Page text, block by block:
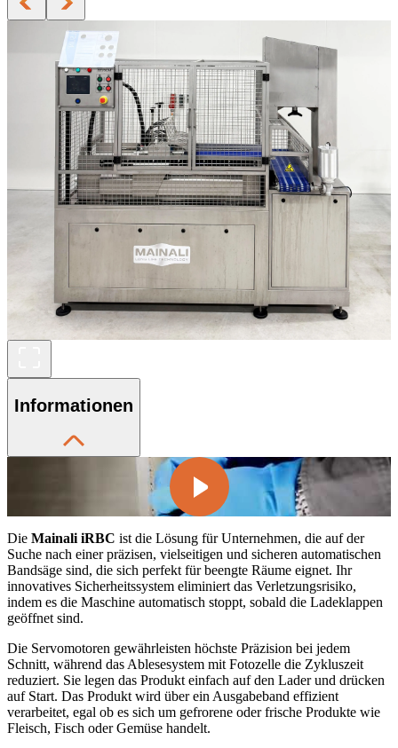
Informationen
Die Mainali iRBC ist die Lösung für Unternehmen, die auf der
Suche nach einer präzisen, vielseitigen und sicheren automatischen
Bandsäge sind, die sich perfekt für beengte Räume eignet. Ihr
innovatives Sicherheitssystem eliminiert das Verletzungsrisiko,
indem es die Maschine automatisch stoppt, sobald die Ladeklappen
geöffnet sind.
Die Servomotoren gewährleisten höchste Präzision bei jedem
Schnitt, während das Ablesesystem mit Fotozelle die Zykluszeit
reduziert. Sie legen das Produkt einfach auf den Lader und drücken
auf Start. Das Produkt wird über ein Ausgabeband effizient
verarbeitet, egal ob es sich um gefrorene oder frische Produkte wie
Fleisch, Fisch oder Gemüse handelt.